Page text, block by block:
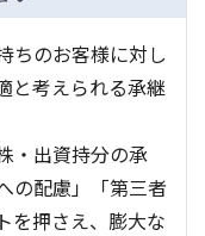
ちのお客様に対し
と考えられる承継
・出資持分の承
の配慮」「第三者
を押さえ、膨大な